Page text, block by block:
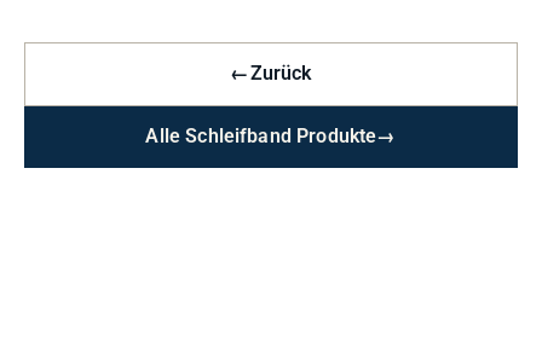
←Zurück
Alle Schleifband Produkte→